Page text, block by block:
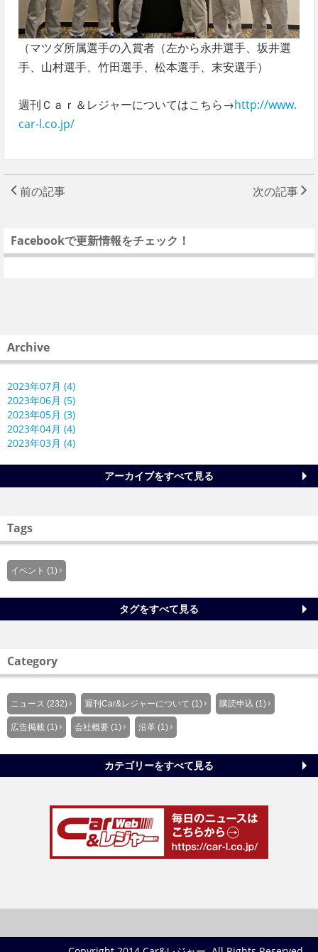
（マツダ所属選手の入賞者（左から永井選手、坂井選
手、山村選手、竹田選手、松本選手、末安選手）
週刊Ｃａｒ＆レジャーについてはこちら→http://www.
car-l.co.jp/
前の記事 次の記事
Facebookで更新情報をチェック！
Archive
2023年07月 (4)
2023年06月 (5)
2023年05月 (3)
2023年04月 (4)
2023年03月 (4)
アーカイブをすべて見る
Tags
イベント (1)
タグをすべて見る
Category
ニュース (232) 週刊Car&レジャーについて (1) 購読申込 (1)
広告掲載 (1) 会社概要 (1) 沿革 (1)
カテゴリーをすべて見る